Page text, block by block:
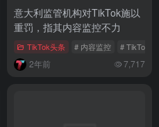
# 社交媒体营销
意大利监管机构对TikTok施以
重罚，指其内容监控不力
TikTok头条 # 内容监控 # TikTok
2年前 7,717